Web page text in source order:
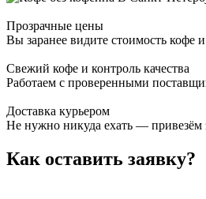
Прозрачные цены
Вы заранее видите стоимость
Свежий кофе и контроль качества
Работаем с проверенными
Доставка курьером
Не нужно никуда ехать — привезём
Как оставить заявку?